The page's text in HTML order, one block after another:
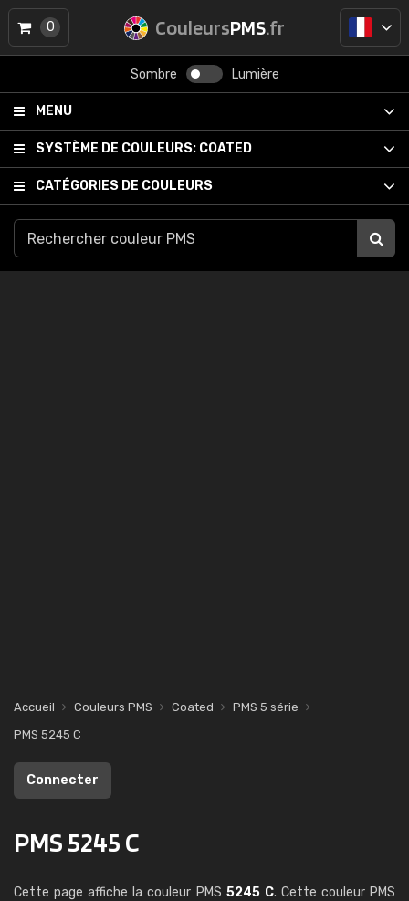
CouleursPMS.fr
Sombre Lumière
MENU
SYSTÈME DE COULEURS: COATED
CATÉGORIES DE COULEURS
0
Accueil Couleurs PMS Coated
PMS 5 série
PMS 5245 C
Connecter
PMS 5245 C
Cette page affiche la couleur PMS 5245 C. Cette couleur PMS